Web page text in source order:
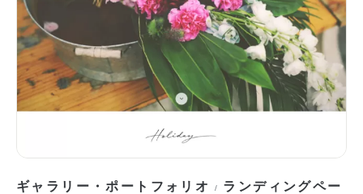
ギャラリー・ポートフォリオ / ランディングペー